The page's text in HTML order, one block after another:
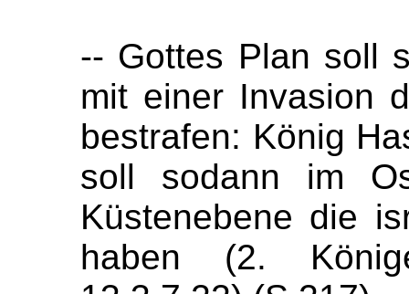
-- Gottes Plan soll
mit einer Invasion
bestrafen: König
soll sodann im
Küstenebene die
haben (2.